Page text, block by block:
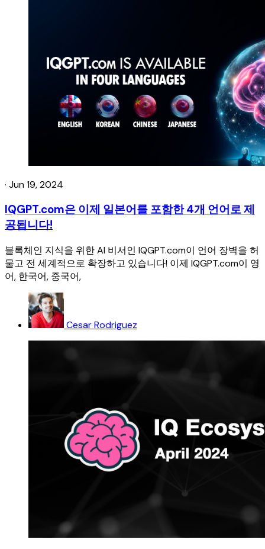
· Jun 19, 2024
IQGPT.com은 이제 일본어를 포함한 4개 언어로 제
공됩니다!
블록체인 지식을 위한 AI 비서인 IQGPT.com이 언어 장벽을 허
물고 전 세계적으로 확장하고 있습니다! 이제 IQGPT.com이 영
어, 한국어, 중국어,
Cesar Rodriguez